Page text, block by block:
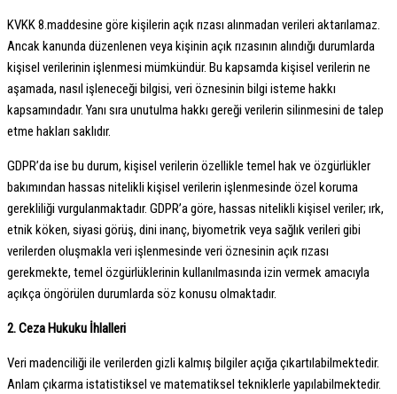
KVKK 8.maddesine göre kişilerin açık rızası alınmadan verileri aktarılamaz.
Ancak kanunda düzenlenen veya kişinin açık rızasının alındığı durumlarda
kişisel verilerinin işlenmesi mümkündür. Bu kapsamda kişisel verilerin ne
aşamada, nasıl işleneceği bilgisi, veri öznesinin bilgi isteme hakkı
kapsamındadır. Yanı sıra unutulma hakkı gereği verilerin silinmesini de talep
etme hakları saklıdır.
GDPR’da ise bu durum, kişisel verilerin özellikle temel hak ve özgürlükler
bakımından hassas nitelikli kişisel verilerin işlenmesinde özel koruma
gerekliliği vurgulanmaktadır. GDPR’a göre, hassas nitelikli kişisel veriler; ırk,
etnik köken, siyasi görüş, dini inanç, biyometrik veya sağlık verileri gibi
verilerden oluşmakla veri işlenmesinde veri öznesinin açık rızası
gerekmekte, temel özgürlüklerinin kullanılmasında izin vermek amacıyla
açıkça öngörülen durumlarda söz konusu olmaktadır.
2. Ceza Hukuku İhlalleri
Veri madenciliği ile verilerden gizli kalmış bilgiler açığa çıkartılabilmektedir.
Anlam çıkarma istatistiksel ve matematiksel tekniklerle yapılabilmektedir.